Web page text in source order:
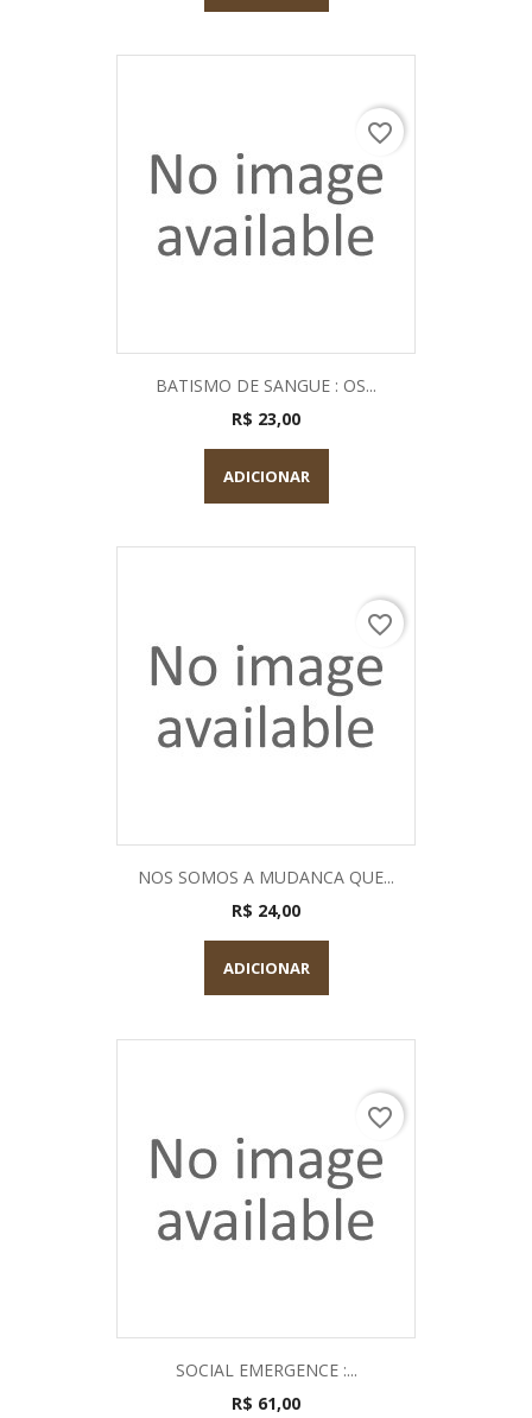
BATISMO DE SANGUE : OS...
R$ 23,00
ADICIONAR
favorite_border
NOS SOMOS A MUDANCA QUE...
R$ 24,00
ADICIONAR
favorite_border
SOCIAL EMERGENCE :...
R$ 61,00
favorite_border